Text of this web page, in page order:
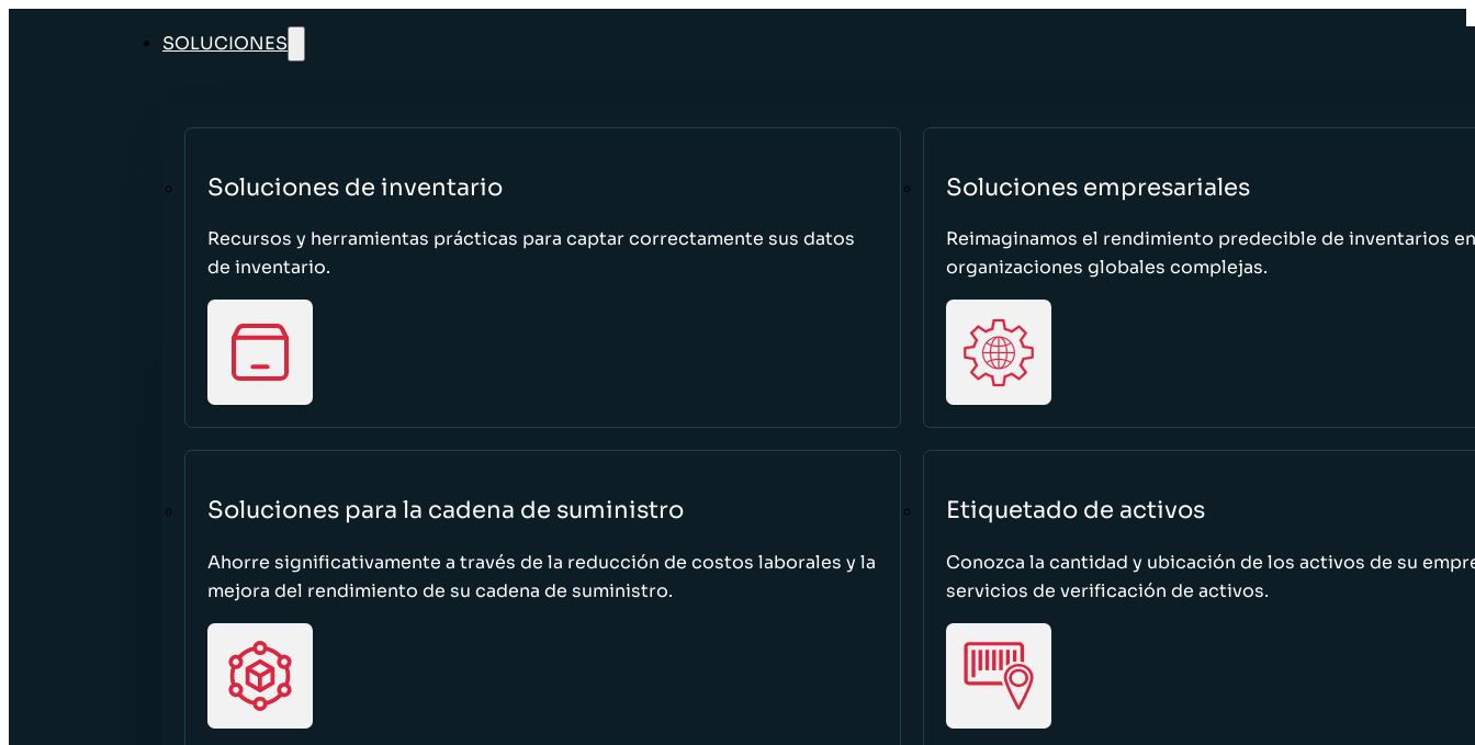
SOLUCIONES
Soluciones de inventario
Recursos y herramientas prácticas para captar correctamente sus datos
de inventario.
Soluciones empresariales
Reimaginamos el rendimiento predecible de inventarios en
organizaciones globales complejas.
Soluciones para la cadena de suministro
Ahorre significativamente a través de la reducción de costos laborales y la
mejora del rendimiento de su cadena de suministro.
Etiquetado de activos
Conozca la cantidad y ubicación de los activos de su
servicios de verificación de activos.